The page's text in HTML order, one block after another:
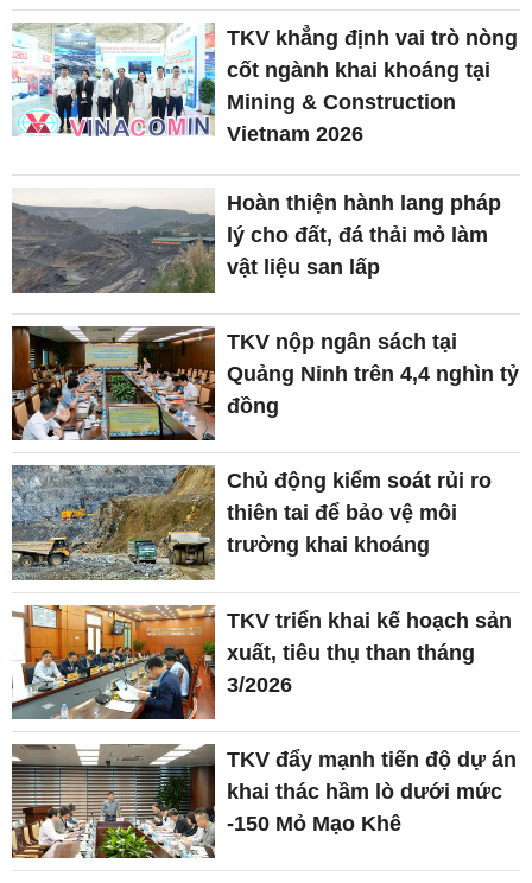
TKV khẳng định vai trò nòng
cốt ngành khai khoáng tại
Mining & Construction
Vietnam 2026
Hoàn thiện hành lang pháp
lý cho đất, đá thải mỏ làm
vật liệu san lấp
TKV nộp ngân sách tại
Quảng Ninh trên 4,4 nghìn tỷ
đồng
Chủ động kiểm soát rủi ro
thiên tai để bảo vệ môi
trường khai khoáng
TKV triển khai kế hoạch sản
xuất, tiêu thụ than tháng
3/2026
TKV đẩy mạnh tiến độ dự án
khai thác hầm lò dưới mức
-150 Mỏ Mạo Khê